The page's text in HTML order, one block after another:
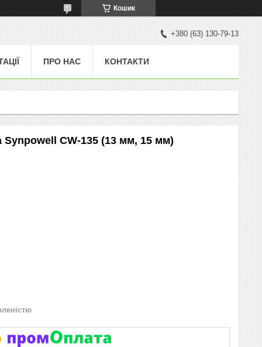
Кошик
+380 (63) 130-79-13
ПРО НАС КОНТАКТИ
CW-135 (13 мм, 15 мм)